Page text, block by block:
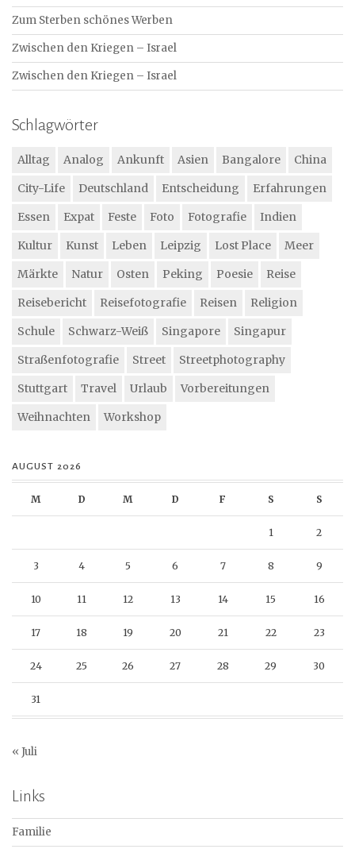
Zum Sterben schönes Werben
Zwischen den Kriegen – Israel
Zwischen den Kriegen – Israel
Schlagwörter
Alltag Analog Ankunft Asien Bangalore
China
City-Life
Deutschland Entscheidung
Erfahrungen
Essen
Expat Feste Foto Fotografie
Indien
Kultur
Kunst Leben Leipzig Lost Place
Meer
Märkte
Natur Osten Peking Poesie
Reise
Reisebericht
Reisefotografie Reisen
Religion
Schule
Schwarz-Weiß Singapore
Singapur
Straßenfotografie
Street
Streetphotography
Stuttgart
Travel Urlaub
Vorbereitungen
Weihnachten
Workshop
AUGUST 2026
M D M D F S S
1 2
3 4 5 6 7 8 9
10 11 12 13 14 15 16
17 18 19 20 21 22 23
24 25 26 27 28 29 30
31
« Juli
Links
Familie